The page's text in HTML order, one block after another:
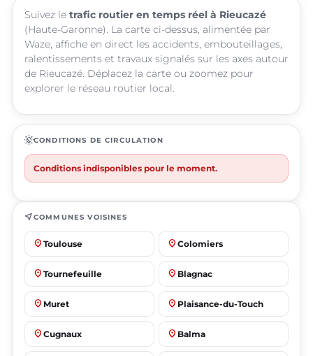
Suivez le trafic routier en temps réel à Rieucazé
(Haute-Garonne). La carte ci-dessus, alimentée par
Waze, affiche en direct les accidents, embouteillages,
ralentissements et travaux signalés sur les axes autour
de Rieucazé. Déplacez la carte ou zoomez pour
explorer le réseau routier local.
routineCONDITIONS DE CIRCULATION
Conditions indisponibles pour le moment.
near_meCOMMUNES VOISINES
place Toulouse place Colomiers
place Tournefeuille place Blagnac
place Muret place Plaisance-du-Touch
place Cugnaux place Balma